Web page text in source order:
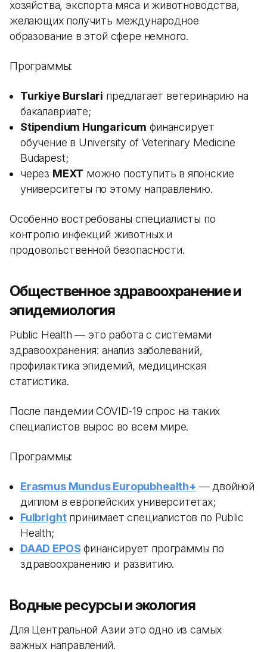
хозяйства, экспорта мяса и животноводства,
желающих получить международное
образование в этой сфере немного.
Программы:
Turkiye Burslari предлагает ветеринарию на
бакалавриате;
Stipendium Hungaricum финансирует
обучение в University of Veterinary Medicine
Budapest;
через MEXT можно поступить в японские
университеты по этому направлению.
Особенно востребованы специалисты по
контролю инфекций животных и
продовольственной безопасности.
Общественное здравоохранение и
эпидемиология
Public Health — это работа с системами
здравоохранения: анализ заболеваний,
профилактика эпидемий, медицинская
статистика.
После пандемии COVID-19 спрос на таких
специалистов вырос во всем мире.
Программы:
Erasmus Mundus Europubhealth+ — двойной
диплом в европейских университетах;
Fulbrightпринимает специалистов по Public
Health;
DAAD EPOS финансирует программы по
здравоохранению и развитию.
Водные ресурсы и экология
Для Центральной Азии это одно из самых
важных направлений.